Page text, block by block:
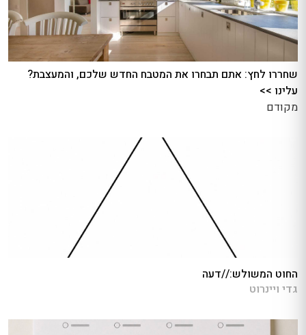
שחררו לחץ: אתם תבחרו את המטבח החדש שלכם, והמעצבת?
עלינו >>
מקודם
החוט המשולש://דעה
גדי ויינרוט